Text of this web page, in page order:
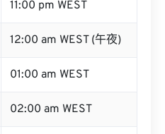
11:00 pm WEST
12:00 am WEST (午夜)
01:00 am WEST
02:00 am WEST